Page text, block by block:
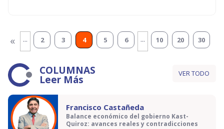
« ... 2 3 4 5 6 ... 10 20 30
COLUMNAS
Leer Más VER TODO
Francisco Castañeda
Balance económico del gobierno Kast-
Quiroz: avances reales y contradicciones